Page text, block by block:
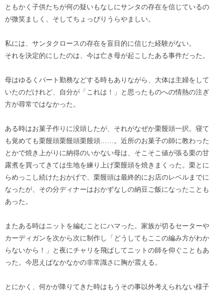
ともかく子供たちが何の疑いもなしにサンタの存在を信じているの
が微笑ましく、そしてちょっぴりうらやましい。
私には、サンタクロースの存在を盲目的に信じた経験がない。
それを決定的にしたのは、今は亡き母が起こしたある事件だった。
母はゆるくパート勤務などする時もありながら、大体は主婦をして
いたのだけれど、自分が「これは！」と思ったものへの情熱の注ぎ
方が尋常ではなかった。
ある時はお菓子作りに没頭したが、それがなぜか栗饅頭一択。寝て
も覚めても栗饅頭栗饅頭栗饅頭……。近所のお菓子の師に教わった
とかで焼き上がりに納得のいかない母は、そこそこ値が張る栗の甘
露煮を買ってきては生地を練り上げ栗饅頭を焼きまくった。栗とに
らめっこし続けたおかげで、栗饅頭は最終的にお店のレベルまでに
なったが、その分ディナーはおかずなしの納豆ご飯になったことも
あった。
またある時はニットを編むことにハマった。家族が切るセーターや
カーディガンを次から次に制作し「どうしてもここの編み方がわか
らないから！」と夜にチャリを飛ばしてニットの師を仰ぐこともあ
った。今思えばなかなかの非常識さに胸が震える。
とにかく、何かが降りてきた時はもうその事以外考えられない様子